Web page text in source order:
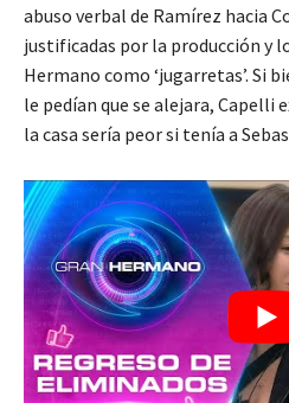
abuso verbal de Ramírez hacia
justificadas por la producción y
Hermano como ‘jugarretas’. Si
le pedían que se alejara, Capelli
la casa sería peor si tenía a